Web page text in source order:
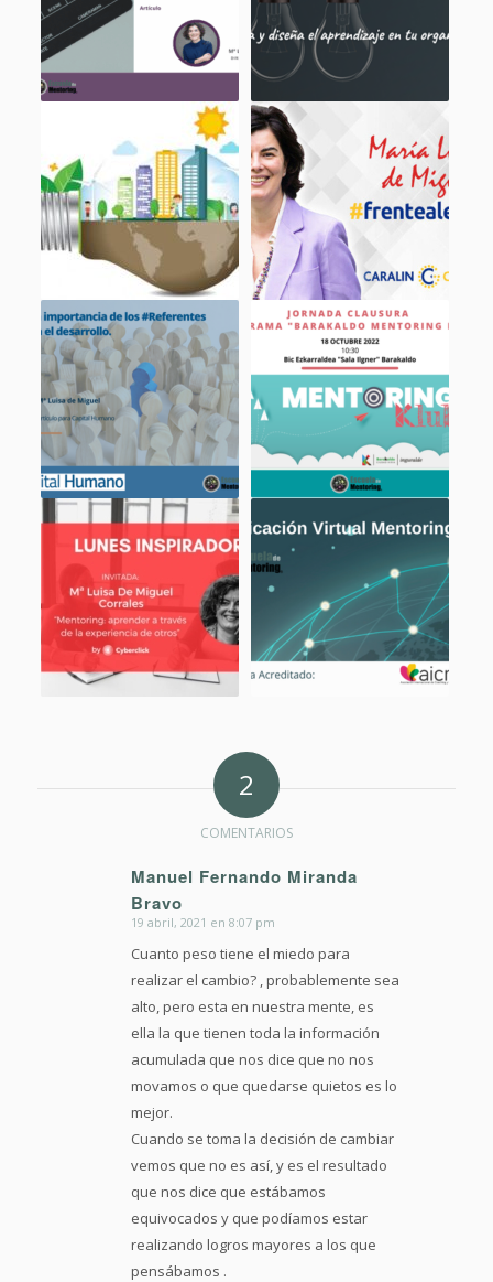
2
COMENTARIOS
Manuel Fernando Miranda
Bravo
Dice:
19 abril, 2021 en 8:07 pm
Cuanto peso tiene el miedo para
realizar el cambio? , probablemente sea
alto, pero esta en nuestra mente, es
ella la que tienen toda la información
acumulada que nos dice que no nos
movamos o que quedarse quietos es lo
mejor.
Cuando se toma la decisión de cambiar
vemos que no es así, y es el resultado
que nos dice que estábamos
equivocados y que podíamos estar
realizando logros mayores a los que
pensábamos .